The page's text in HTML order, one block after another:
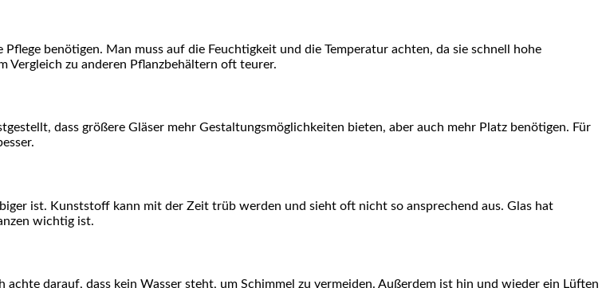
benötigen. Man muss auf die Feuchtigkeit und die Temperatur‍ achten, da sie schnell hohe​
Vergleich zu anderen Pflanzbehältern oft teurer.
dass größere⁤ Gläser mehr Gestaltungsmöglichkeiten‌ bieten, aber​ auch mehr Platz benötigen. Für
ist. Kunststoff kann‍ mit der⁢ Zeit trüb werden und sieht oft‍ nicht⁤ so ansprechend aus. Glas hat
wichtig ist.
darauf, dass kein Wasser steht, um Schimmel zu vermeiden. Außerdem ist hin und wieder ein Lüften